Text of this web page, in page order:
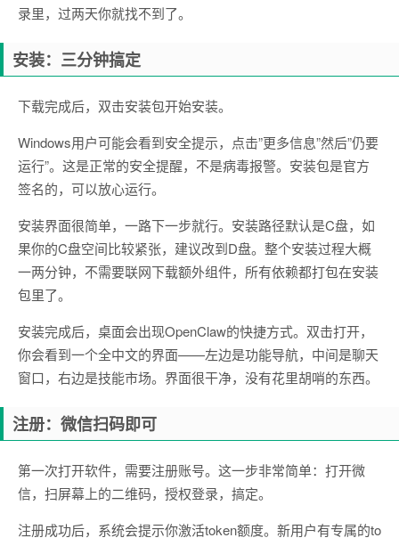
录里，过两天你就找不到了。
安装：三分钟搞定
下载完成后，双击安装包开始安装。
Windows用户可能会看到安全提示，点击”更多信息”然后”仍要
运行”。这是正常的安全提醒，不是病毒报警。安装包是官方
签名的，可以放心运行。
安装界面很简单，一路下一步就行。安装路径默认是C盘，如
果你的C盘空间比较紧张，建议改到D盘。整个安装过程大概
一两分钟，不需要联网下载额外组件，所有依赖都打包在安装
包里了。
安装完成后，桌面会出现OpenClaw的快捷方式。双击打开，
你会看到一个全中文的界面——左边是功能导航，中间是聊天
窗口，右边是技能市场。界面很干净，没有花里胡哨的东西。
注册：微信扫码即可
第一次打开软件，需要注册账号。这一步非常简单：打开微
信，扫屏幕上的二维码，授权登录，搞定。
注册成功后，系统会提示你激活token额度。新用户有专属的to